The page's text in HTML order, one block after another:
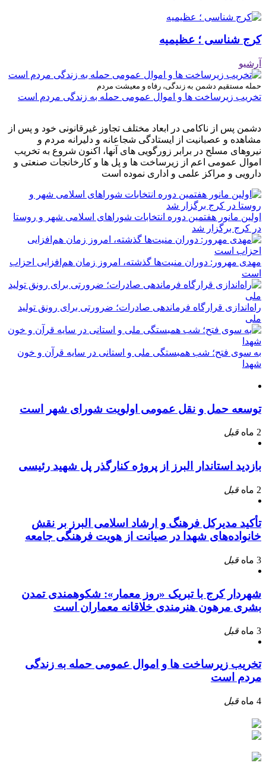
کرج شناسی ؛ عظیمیه
آرشیو
حمله مستقیم دشمن به زندگی، رفاه و معیشت مردم
تخریب زیرساخت ها و اموال عمومی حمله به زندگی مردم است
دشمن پس از ناکامی در ابعاد مختلف تجاوز غیرقانونی خود و پس از
مشاهده و عصبانیت از ایستادگی شجاعانه و دلیرانه مردم و
نیروهای مسلح در برابر زورگویی های آنها، اکنون شروع به تخریب
اموال عمومی اعم از زیرساخت ها و پل ها و کارخانجات صنعتی و
دارویی و مراکز علمی و اداری نموده است
اولین مانور هفتمین دوره انتخابات شوراهای اسلامی شهر و روستا
در کرج برگزار شد
مهدی مهرور: دوران منیت‌ها گذشته، امروز زمان هم‌افزایی احزاب
است
راه‌اندازی قرارگاه فرماندهی صادرات؛ ضرورتی برای رونق تولید
ملی
به سوی فتح؛ شب همبستگی ملی و استانی در سایه قرآن و خون
شهدا
توسعه حمل و نقل عمومی اولویت شورای شهر است
2 ماه قبل
بازدید استاندار البرز از پروژه کنارگذر پل شهید رئیسی
2 ماه قبل
تأکید مدیرکل فرهنگ و ارشاد اسلامی البرز بر نقش
خانواده‌های شهدا در صیانت از هویت فرهنگی جامعه
3 ماه قبل
شهردار کرج با تبریک «روز معمار»: شکوهمندی تمدن
بشری مرهون هنرمندی خلاقانه معماران است
3 ماه قبل
تخریب زیرساخت ها و اموال عمومی حمله به زندگی
مردم است
4 ماه قبل